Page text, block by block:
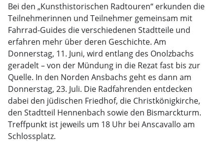
Bei den „Kunsthistorischen Radtouren“ erkunden die
Teilnehmerinnen und Teilnehmer gemeinsam mit
Fahrrad-Guides die verschiedenen Stadtteile und
erfahren mehr über deren Geschichte. Am
Donnerstag, 11. Juni, wird entlang des Onolzbachs
geradelt – von der Mündung in die Rezat fast bis zur
Quelle. In den Norden Ansbachs geht es dann am
Donnerstag, 23. Juli. Die Radfahrenden entdecken
dabei den jüdischen Friedhof, die Christkönigkirche,
den Stadtteil Hennenbach sowie den Bismarckturm.
Treffpunkt ist jeweils um 18 Uhr bei Anscavallo am
Schlossplatz.